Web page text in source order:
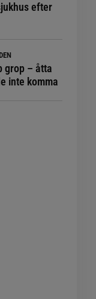
efter
grop – åtta
inte komma